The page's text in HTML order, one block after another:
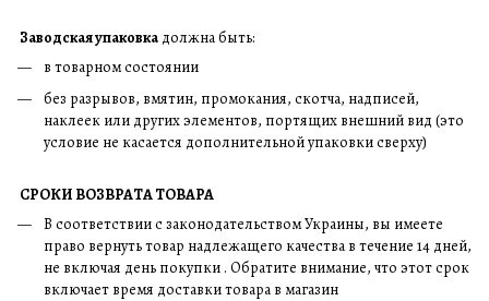
Заводская упаковка должна быть:
в товарном состоянии
без разрывов, вмятин, промокания, скотча, надписей,
наклеек или других элементов, портящих внешний вид (это
условие не касается дополнительной упаковки сверху)
СРОКИ ВОЗВРАТА ТОВАРА
В соответствии с законодательством Украины, вы имеете
право вернуть товар надлежащего качества в течение 14 дней,
не включая день покупки . Обратите внимание, что этот срок
включает время доставки товара в магазин